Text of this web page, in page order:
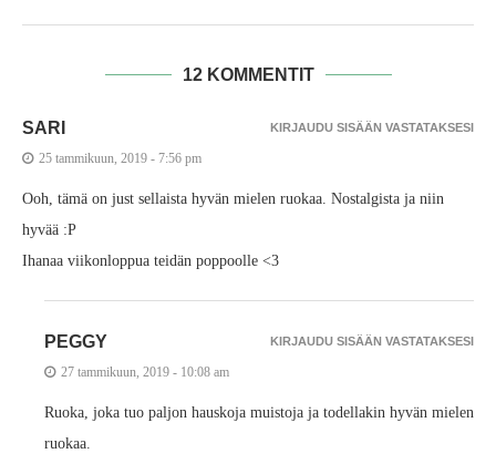
12 KOMMENTIT
SARI
25 tammikuun, 2019 - 7:56 pm
Ooh, tämä on just sellaista hyvän mielen ruokaa. Nostalgista ja niin
hyvää :P
Ihanaa viikonloppua teidän poppoolle <3
KIRJAUDU SISÄÄN VASTATAKSESI
PEGGY
27 tammikuun, 2019 - 10:08 am
Ruoka, joka tuo paljon hauskoja muistoja ja todellakin hyvän mielen
ruokaa.
KIRJAUDU SISÄÄN VASTATAKSESI